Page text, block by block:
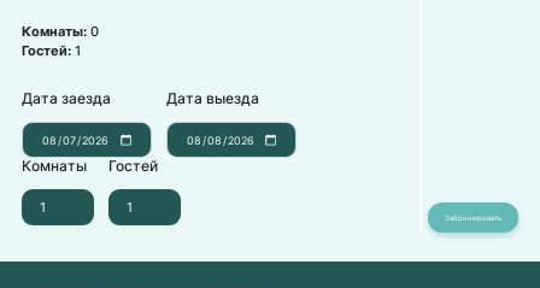
Комнаты: 0
Гостей: 1
Дата заезда Дата выезда
Комнаты Гостей